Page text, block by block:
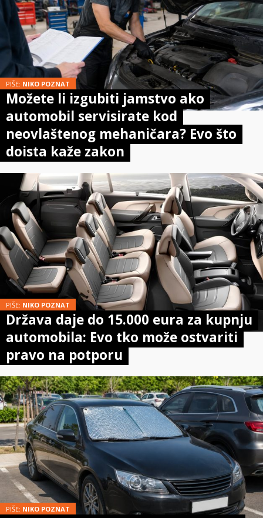
PIŠE: NIKO POZNAT
Možete li izgubiti jamstvo ako
automobil servisirate kod
neovlaštenog mehaničara? Evo što
doista kaže zakon
PIŠE: NIKO POZNAT
Država daje do 15.000 eura za kupnju
automobila: Evo tko može ostvariti
pravo na potporu
PIŠE: NIKO POZNAT